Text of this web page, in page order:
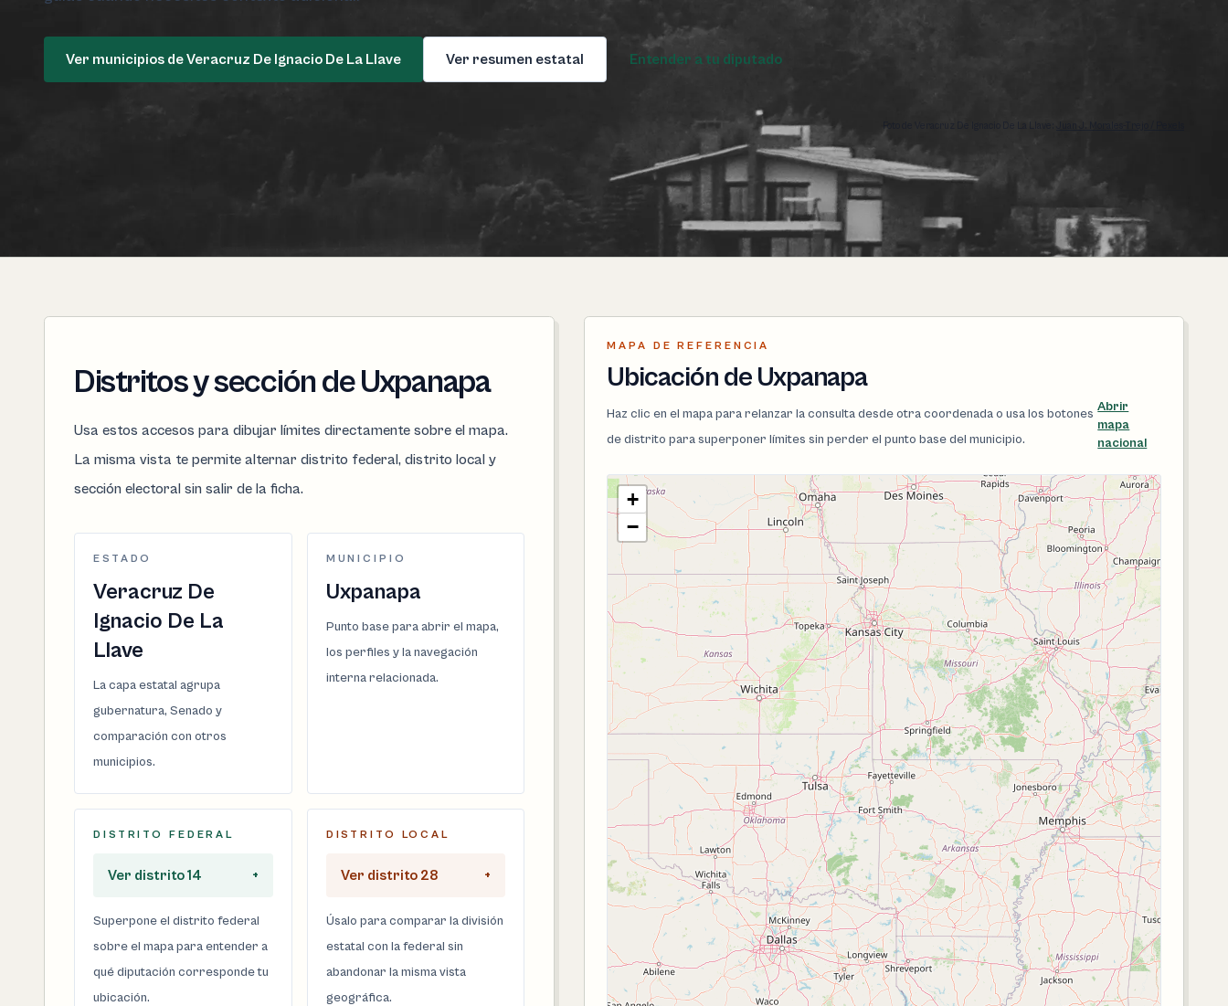
Ver municipios de Veracruz De Ignacio De La Llave Ver resumen estatal Entender a tu diputado
Foto de Veracruz De Ignacio De La Llave:
Distritos y sección de Uxpanapa
Usa estos accesos para dibujar límites directamente sobre el mapa.
La misma vista te permite alternar distrito federal, distrito local y
sección electoral sin salir de la ficha.
ESTADO
Veracruz De
Ignacio De La
Llave
La capa estatal agrupa
gubernatura, Senado y
comparación con otros
municipios.
MUNICIPIO
Uxpanapa
Punto base para abrir el mapa,
los perfiles y la navegación
interna relacionada.
DISTRITO FEDERAL
Ver distrito 14 +
Superpone el distrito federal
sobre el mapa para entender a
qué diputación corresponde tu
ubicación.
DISTRITO LOCAL
Ver distrito 28 +
Úsalo para comparar la división
estatal con la federal sin
abandonar la misma vista
geográfica.
MAPA DE REFERENCIA
Ubicación de Uxpanapa
Haz clic en el mapa para relanzar la consulta desde otra coordenada o usa los botones
de distrito para superponer límites sin perder el punto base del municipio.
Abrir
mapa
nacional
+
−